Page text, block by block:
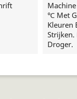
℃ Met
Kleuren
Strijken.
Droger.